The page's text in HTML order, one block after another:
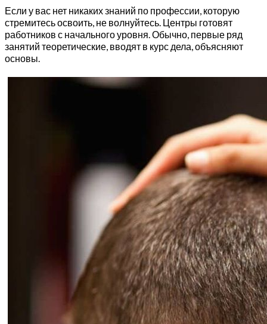
Если у вас нет никаких знаний по профессии, которую
стремитесь освоить, не волнуйтесь. Центры готовят
работников с начального уровня. Обычно, первые ряд
занятий теоретические, вводят в курс дела, объясняют
основы.